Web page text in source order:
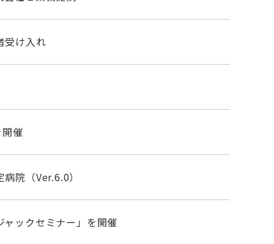
受け入れ
催
院（Ver.6.0）
ックセミナー」を開催